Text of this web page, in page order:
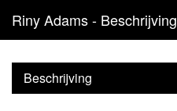
Riny Adams - Beschrijving
Beschrijving